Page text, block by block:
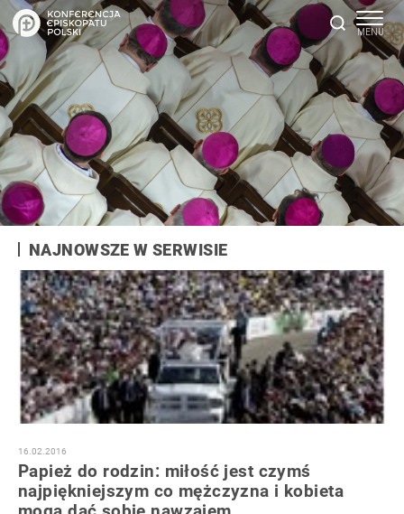
NAJNOWSZE W SERWISIE
16.02.2016
Papież do rodzin: miłość jest czymś
najpiękniejszym co mężczyzna i kobieta